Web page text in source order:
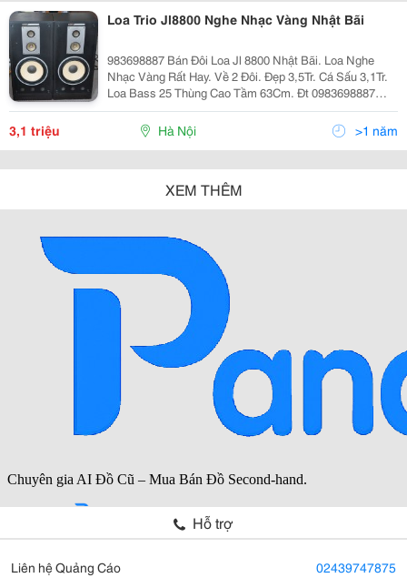
Loa Trio Jl8800 Nghe Nhạc Vàng Nhật Bãi
983698887 Bán Đôi Loa Jl 8800 Nhật Bãi. Loa Nghe
Nhạc Vàng Rất Hay. Về 2 Đôi. Đẹp 3,5Tr. Cá Sấu 3,1Tr.
Loa Bass 25 Thùng Cao Tầm 63Cm. Đt 0983698887
Www.amthanhnoidia.com Số 67 Ngõ 225 Nguyễn Đức
Cảnh,Hoàng Mai,Hn.
3,1 triệu Hà Nội >1 năm
XEM THÊM
Hỗ trợ
Liên hệ Quảng Cáo 02439747875